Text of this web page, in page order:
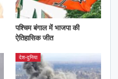
पश्चिम बंगाल में भाजपा की
ऐतिहासिक जीत
देश-दुनिया